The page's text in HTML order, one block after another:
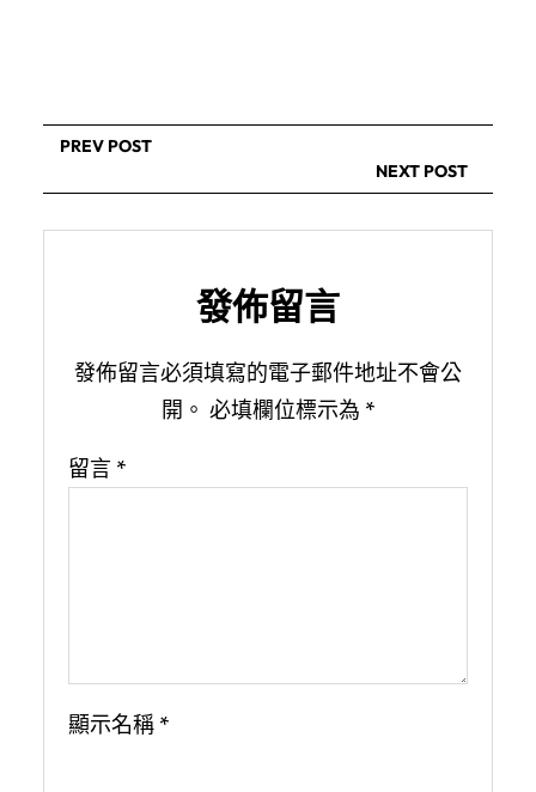
PREV POST
NEXT POST
發佈留言
發佈留言必須填寫的電子郵件地址不會公
開。 必填欄位標示為 *
留言 *
顯示名稱 *